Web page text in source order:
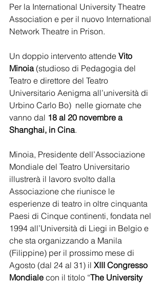
Per la International University Theatre
Association e per il nuovo International
Network Theatre in Prison.
Un doppio intervento attende Vito
Minoia (studioso di Pedagogia del
Teatro e direttore del Teatro
Universitario Aenigma all’università di
Urbino Carlo Bo)  nelle giornate che
vanno dal 18 al 20 novembre a
Shanghai, in Cina.
Minoia, Presidente dell’Associazione
Mondiale del Teatro Universitario
illustrerà il lavoro svolto dalla
Associazione che riunisce le
esperienze di teatro in oltre cinquanta
Paesi di Cinque continenti, fondata nel
1994 all’Università di Liegi in Belgio e
che sta organizzando a Manila
(Filippine) per il prossimo mese di
Agosto (dal 24 al 31) il XIII Congresso
Mondiale con il titolo “The University